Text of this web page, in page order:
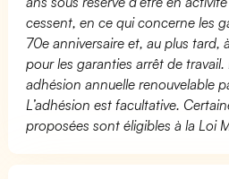
cessent, en ce qui concerne les
70e anniversaire et, au plus tard,
pour les garanties arrêt de travail.
adhésion annuelle renouvelable
L’adhésion est facultative.
proposées sont éligibles à la Loi